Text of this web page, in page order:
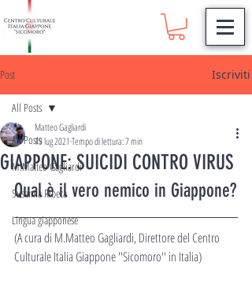
Post Iscriviti
All Posts
M.Matteo Gagliardi
Susanna Ribeca
Lingua giapponese
All Posts
GIAPPONE: SUICIDI CONTRO VIRUS
Matteo Gagliardi
19 lug 2021 Tempo di lettura: 7 min
Qual è il vero nemico in Giappone?
(A cura di M.Matteo Gagliardi, Direttore del Centro
Culturale Italia Giappone ''Sicomoro'' in Italia)